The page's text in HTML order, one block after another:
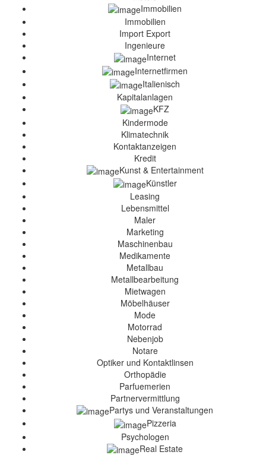
Immobilien
Immobilien
Import Export
Ingenieure
Internet
Internetfirmen
Italienisch
Kapitalanlagen
KFZ
Kindermode
Klimatechnik
Kontaktanzeigen
Kredit
Kunst & Entertainment
Künstler
Leasing
Lebensmittel
Maler
Marketing
Maschinenbau
Medikamente
Metallbau
Metallbearbeitung
Mietwagen
Möbelhäuser
Mode
Motorrad
Nebenjob
Notare
Optiker und Kontaktlinsen
Orthopädie
Parfuemerien
Partnervermittlung
Partys und Veranstaltungen
Pizzeria
Psychologen
Real Estate